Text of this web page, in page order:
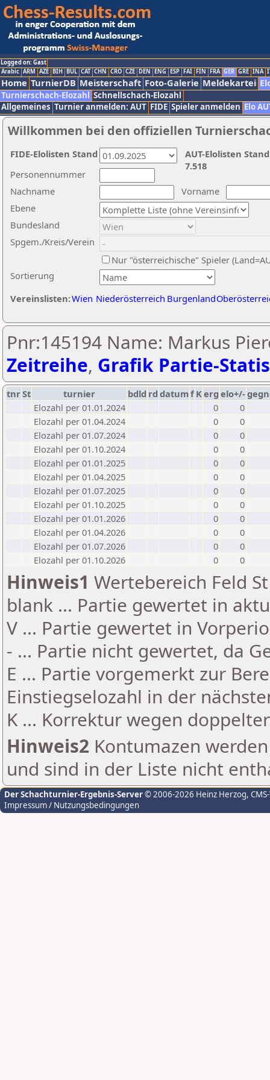
Logged on: Gast
Arabic ARM AZE BIH BUL CAT CHN CRO CZE DEN ENG ESP FAI FIN FRA GER GRE INA
Home TurnierDB Meisterschaft Foto-Galerie Meldekartei
Turnierschach-Elozahl Schnellschach-Elozahl
Allgemeines Turnier anmelden: AUT FIDE Spieler anmelden Elo
Willkommen bei den offiziellen
Nachname
Vorname
Ebene
Sortierung
Personennummer
Bundesland
Spgem./Kreis/Verein
Nur "österreichische" Spieler
Vereinslisten:Wien Niederösterreich Burgenland
AUT-Elolisten
7.518
FIDE-Elolisten Stand
Pnr:145194 Name: Markus
Zeitreihe, Grafik Partie-
tnrSt turnier bdld rd datumf Kerg elo+/-
Elozahl per 01.01.2024
0
0
Elozahl per 01.04.2024
0
0
Elozahl per 01.07.2024
0
0
Elozahl per 01.10.2024
0
0
Elozahl per 01.01.2025
0
0
Elozahl per 01.04.2025
0
0
Elozahl per 01.07.2025
0
0
Elozahl per 01.10.2025
0
0
Elozahl per 01.01.2026
0
0
Elozahl per 01.04.2026
0
0
Elozahl per 01.07.2026
0
0
Elozahl per 01.10.2026
0 0
Hinweis1 Wertebereich Feld
blank ... Partie gewertet in
V ... Partie gewertet in
- ... Partie nicht gewertet, da
E ... Partie vorgemerkt zur
Einstiegselozahl in der
K ... Korrektur wegen
Hinweis2 Kontumazen
und sind in der Liste nicht
Der Schachturnier-Ergebnis-Server© 2006-2026 Heinz Herzog,
Impressum / Nutzungsbedingungen